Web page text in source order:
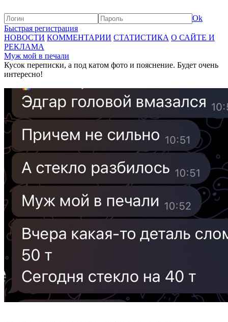
Ok
Быстрая регистрация
НОВОСТИ КОММЕНТАРИИ СТАТИСТИКА О САЙТЕ И
РЕКЛАМА
Муж мой в печали
Кусок переписки, а под катом фото и пояснение. Будет очень
интересно!